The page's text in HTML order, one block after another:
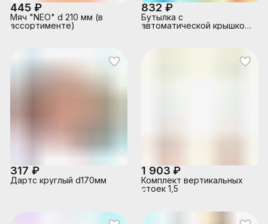
445 ₽
Мяч "NEO" d 210 мм (в
ассортименте)
832 ₽
Бутылка с
автоматической крышкой
317 ₽
Дартс круглый d170мм
1 903 ₽
Комплект вертикальных
стоек 1,5